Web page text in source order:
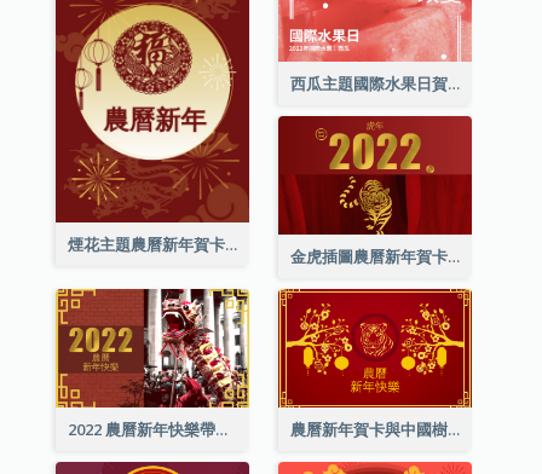
煙花主題農曆新年賀卡
西瓜主題國際水果日賀卡
金虎插圖農曆新年賀卡
2022 農曆新年快樂帶照片賀卡 農曆新年賀卡與中國樹插圖